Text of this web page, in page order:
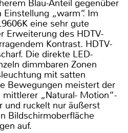
Blau-Anteil gegenüber
„warm“. Im
eine sehr gute
Erweiterung des HDTV-
Kontrast. HDTV-
Die direkte LED-
dimmbaren Zonen
mit satten
Bewegungen meistert der
mittlerer „Natural- Motion“-
und ruckelt nur äußerst
Bildschirmoberfläche
auf.